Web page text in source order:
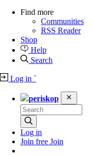
Find more
Communities
RSS Reader
Shop
Help
Search
Log in `
periskop
Log in
Join free Join